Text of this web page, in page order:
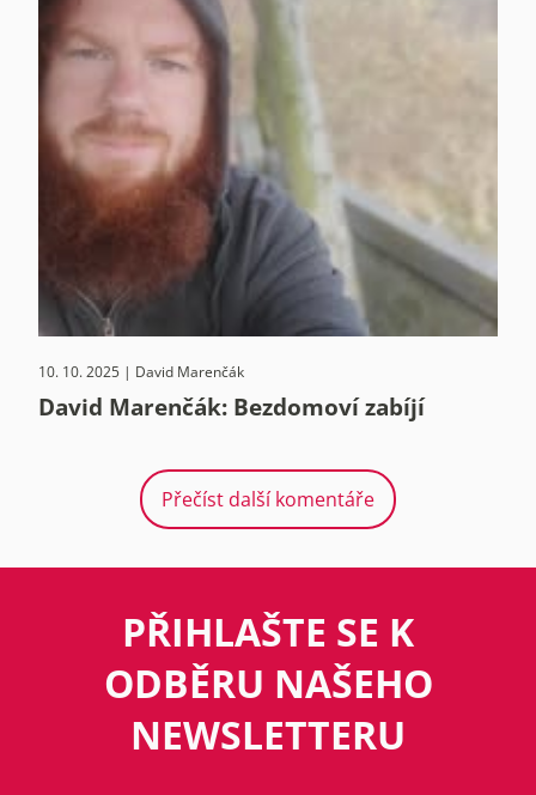
10. 10. 2025 | David Marenčák
David Marenčák: Bezdomoví zabíjí
Přečíst další komentáře
PŘIHLAŠTE SE K
ODBĚRU NAŠEHO
NEWSLETTERU